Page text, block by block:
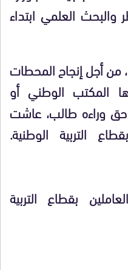
والبحث العلمي ابتداء
من أجل إنجاح المحطات
المكتب الوطني أو
حق وراءه طالب، عاشت
التربية الوطنية.
بقطاع التربية